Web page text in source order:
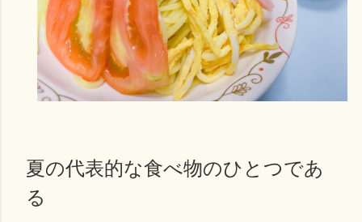
夏の代表的な食べ物のひとつであ
る